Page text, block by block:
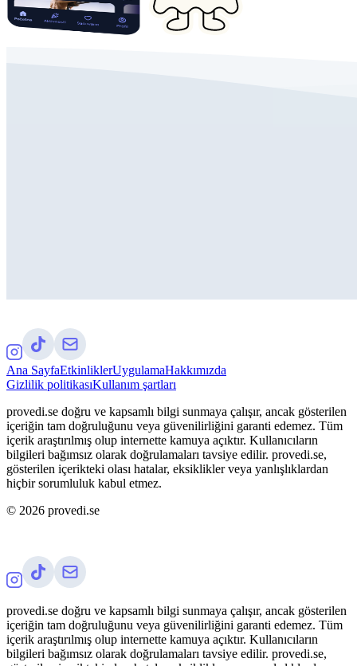
Ana SayfaEtkinliklerUygulamaHakkımızda
Gizlilik politikasıKullanım şartları
provedi.se doğru ve kapsamlı bilgi sunmaya çalışır, ancak gösterilen
içeriğin tam doğruluğunu veya güvenilirliğini garanti edemez. Tüm
içerik araştırılmış olup internette kamuya açıktır. Kullanıcıların
bilgileri bağımsız olarak doğrulamaları tavsiye edilir. provedi.se,
gösterilen içerikteki olası hatalar, eksiklikler veya yanlışlıklardan
hiçbir sorumluluk kabul etmez.
© 2026 provedi.se
provedi.se doğru ve kapsamlı bilgi sunmaya çalışır, ancak gösterilen
içeriğin tam doğruluğunu veya güvenilirliğini garanti edemez. Tüm
içerik araştırılmış olup internette kamuya açıktır. Kullanıcıların
bilgileri bağımsız olarak doğrulamaları tavsiye edilir. provedi.se,